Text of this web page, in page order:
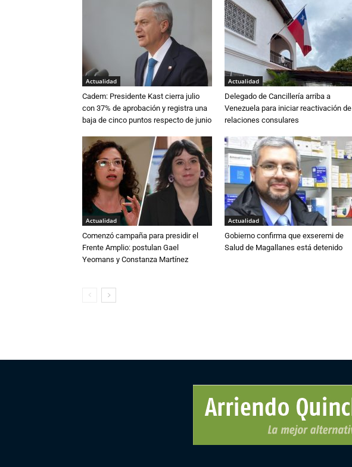
Actualidad
Cadem: Presidente Kast cierra julio
con 37% de aprobación y registra una
baja de cinco puntos respecto de junio
Actualidad
Delegado de Cancillería arriba a
Venezuela para iniciar reactivación de
relaciones consulares
Actualidad
Comenzó campaña para presidir el
Frente Amplio: postulan Gael
Yeomans y Constanza Martínez
Actualidad
Gobierno confirma que exseremi de
Salud de Magallanes está detenido